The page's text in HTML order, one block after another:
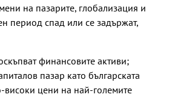
на пазарите, глобализация и
период спад или се задържат,
финансовите активи;
пазар като българската
високи цени на най-големите
Тъжна вест! Почина
4295 долара за унция